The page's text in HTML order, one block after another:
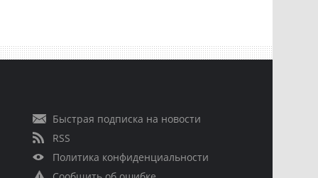
Быстрая подписка на новости
RSS
Политика конфиденциальности